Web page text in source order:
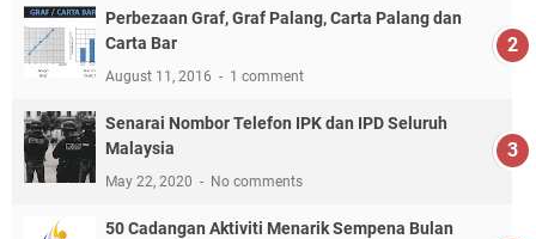
Perbezaan Graf, Graf Palang, Carta Palang dan
Carta Bar
August 11, 2016 1 comment
Senarai Nombor Telefon IPK dan IPD Seluruh
Malaysia
May 22, 2020 No comments
50 Cadangan Aktiviti Menarik Sempena Bulan